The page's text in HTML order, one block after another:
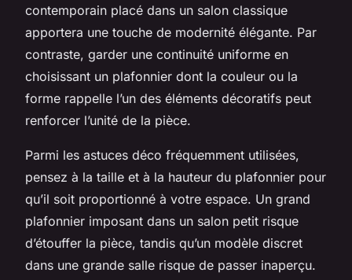
contemporain placé dans un salon classique
apportera une touche de modernité élégante. Par
contraste, garder une continuité uniforme en
choisissant un plafonnier dont la couleur ou la
forme rappelle l’un des éléments décoratifs peut
renforcer l’unité de la pièce.
Parmi les astuces déco fréquemment utilisées,
pensez à la taille et à la hauteur du plafonnier pour
qu’il soit proportionné à votre espace. Un grand
plafonnier imposant dans un salon petit risque
d’étouffer la pièce, tandis qu’un modèle discret
dans une grande salle risque de passer inaperçu.